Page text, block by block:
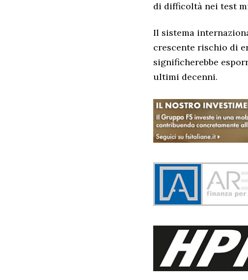
di difficoltà nei test
Il sistema
crescente rischio di
significherebbe
ultimi decenni.